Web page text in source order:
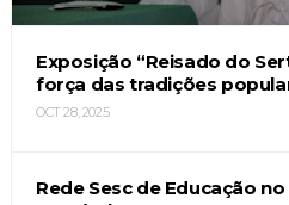
Exposição “Reisado do
força das tradições
OCT 28, 2025
Rede Sesc de Educação